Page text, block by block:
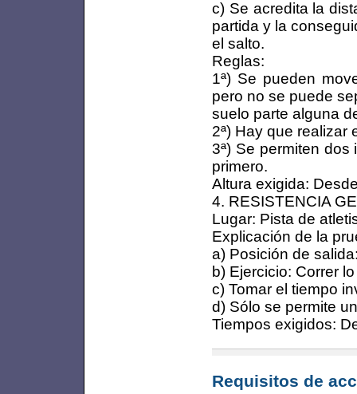
c) Se acredita la
partida y la
el salto.
Reglas:
1ª) Se pueden
pero no se puede
suelo parte alguna
2ª) Hay que realizar
3ª) Se permiten
primero.
Altura exigida:
4. RESISTENCIA
Lugar: Pista de
Explicación de la
a) Posición de
b) Ejercicio: Correr
c) Tomar el tiempo
d) Sólo se permite
Tiempos exigidos:
Requisitos de